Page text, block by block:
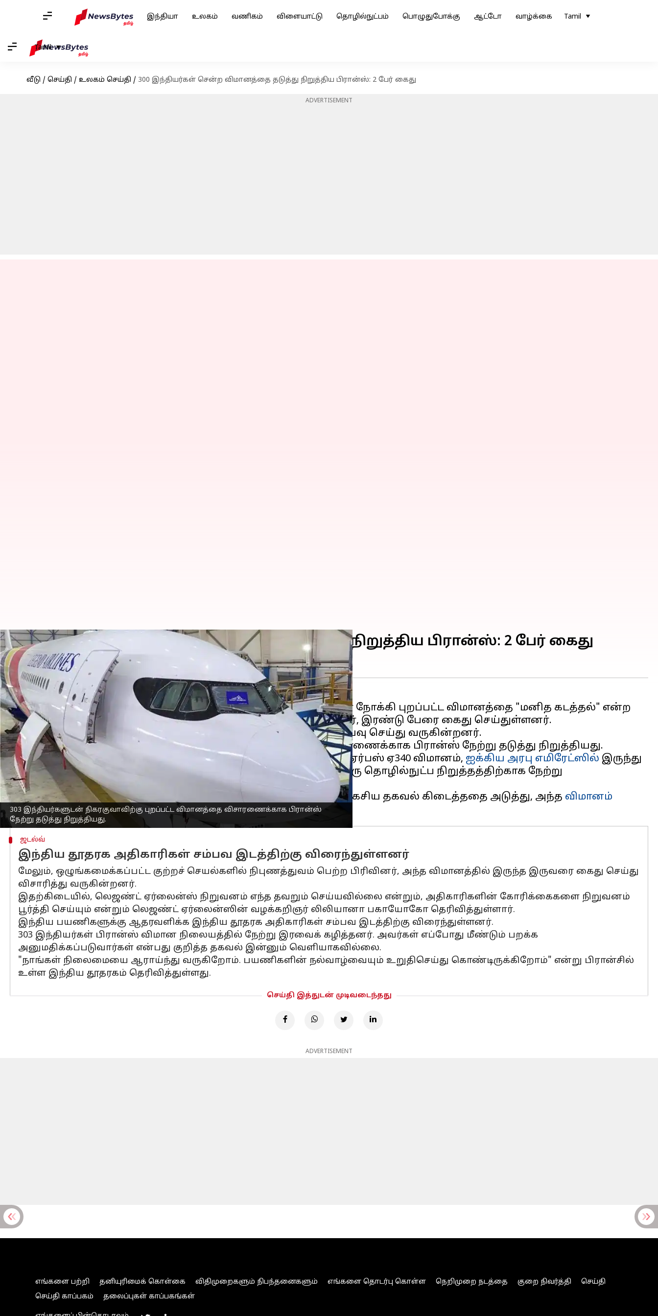
இந்தியா உலகம் வணிகம் விளையாட்டு தொழில்நுட்பம் பொழுதுபோக்கு ஆட்டோ வாழ்க்கை Tamil
Tamil
வீடு / செய்தி / உலகம் செய்தி / 300 இந்தியர்கள் சென்ற விமானத்தை தடுத்து நிறுத்திய பிரான்ஸ்: 2 பேர் கைது
ADVERTISEMENT
303 இந்தியர்களுடன் நிகரகுவாவிற்கு புறப்பட்ட விமானத்தை விசாரணைக்காக பிரான்ஸ்
நேற்று தடுத்து நிறுத்தியது.
300 இந்தியர்கள் சென்ற விமானத்தை தடுத்து நிறுத்திய பிரான்ஸ்: 2 பேர் கைது
எழுதியவர் Sindhuja SM Dec 23, 2023 09:44 am
செய்தி முன்னோட்டம்
300க்கும் மேற்பட்ட இந்திய பயணிகளை ஏற்றிக்கொண்டு நிகரகுவா நோக்கி புறப்பட்ட விமானத்தை "மனித கடத்தல்" என்ற
சந்தேகத்தின் பேரில் தடுத்து நிறுத்தியபிரான்ஸ்காவல்துறையினர், இரண்டு பேரை கைது செய்துள்ளனர்.
இந்திய அதிகாரிகளும் சம்பவ இடத்திற்கு வந்து நிலைமையை ஆய்வு செய்து வருகின்றனர்.
303 இந்தியர்களுடன் நிகரகுவாவிற்கு புறப்பட்ட விமானத்தை விசாரணைக்காக பிரான்ஸ் நேற்று தடுத்து நிறுத்தியது.
ரோமானிய நிறுவனமான லெஜண்ட் ஏர்லைன்ஸுக்கு சொந்தமான ஏர்பஸ் ஏ340 விமானம், ஐக்கிய அரபு எமிரேட்ஸில் இருந்து
புறப்பட்டு கிழக்கு பிரான்சில் உள்ள வாட்ரி விமான நிலையத்தில் ஒரு தொழில்நுட்ப நிறுத்தத்திற்காக நேற்று
தரையிறங்கியது.
அப்போது விமானத்தில் இருந்த சில பயணிகள் கடத்தப்படுவதாக ரகசிய தகவல் கிடைத்ததை அடுத்து, அந்த விமானம்
ஜடல்வ்
இந்திய தூதரக அதிகாரிகள் சம்பவ இடத்திற்கு விரைந்துள்ளனர்
மேலும், ஒழுங்கமைக்கப்பட்ட குற்றச் செயல்களில் நிபுணத்துவம் பெற்ற பிரிவினர், அந்த விமானத்தில் இருந்த இருவரை கைது செய்து
விசாரித்து வருகின்றனர்.
இதற்கிடையில், லெஜண்ட் ஏர்லைன்ஸ் நிறுவனம் எந்த தவறும் செய்யவில்லை என்றும், அதிகாரிகளின் கோரிக்கைகளை நிறுவனம்
பூர்த்தி செய்யும் என்றும் லெஜண்ட் ஏர்லைன்ஸின் வழக்கறிஞர் லிலியானா பகாயோகோ தெரிவித்துள்ளார்.
இந்திய பயணிகளுக்கு ஆதரவளிக்க இந்திய தூதரக அதிகாரிகள் சம்பவ இடத்திற்கு விரைந்துள்ளனர்.
303 இந்தியர்கள் பிரான்ஸ் விமான நிலையத்தில் நேற்று இரவைக் கழித்தனர். அவர்கள் எப்போது மீண்டும் பறக்க
அனுமதிக்கப்படுவார்கள் என்பது குறித்த தகவல் இன்னும் வெளியாகவில்லை.
"நாங்கள் நிலைமையை ஆராய்ந்து வருகிறோம். பயணிகளின் நல்வாழ்வையும் உறுதிசெய்து கொண்டிருக்கிறோம்" என்று பிரான்சில்
உள்ள இந்திய தூதரகம் தெரிவித்துள்ளது.
செய்தி இத்துடன் முடிவடைந்தது
ADVERTISEMENT
எங்களை பற்றி தனியுரிமைக் கொள்கை விதிமுறைகளும் நிபந்தனைகளும் எங்களை தொடர்பு கொள்ள நெறிமுறை நடத்தை குறை நிவர்த்தி
செய்தி
செய்தி காப்பகம்
தலைப்புகள் காப்பகங்கள்